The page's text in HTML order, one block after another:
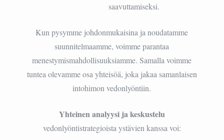
saavuttamiseksi.
Kun pysymme johdonmukaisina ja noudatamme
suunnitelmaamme, voimme parantaa
menestymismahdollisuuksiamme. Samalla voimme
tuntea olevamme osa yhteisöä, joka jakaa samanlaisen
intohimon vedonlyöntiin.
Yhteinen analyysi ja keskustelu
vedonlyöntistrategioista ystävien kanssa voi: